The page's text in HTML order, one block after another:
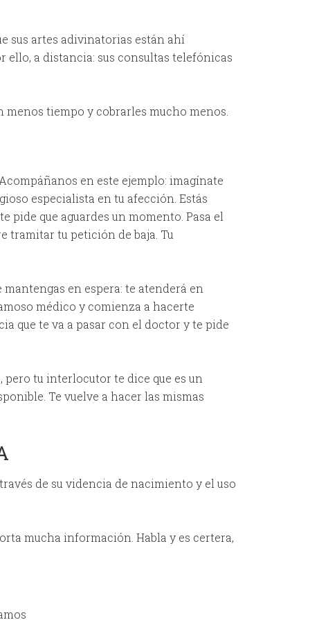
sus artes adivinatorias están ahí
a distancia: sus consultas telefónicas
menos tiempo y cobrarles mucho menos.
en este ejemplo: imagínate
especialista en tu afección. Estás
pide que aguardes un momento. Pasa el
tramitar tu petición de baja. Tu
en espera: te atenderá en
médico y comienza a hacerte
que te va a pasar con el doctor y te pide
pero tu interlocutor te dice que es un
Te vuelve a hacer las mismas
de su videncia de nacimiento y el uso
mucha información. Habla y es certera,